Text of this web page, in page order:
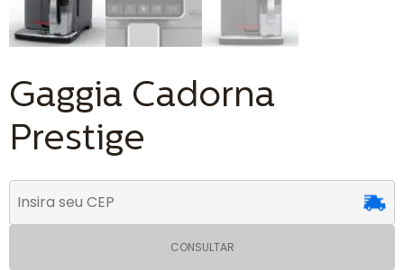
Gaggia Cadorna
Prestige
CONSULTAR